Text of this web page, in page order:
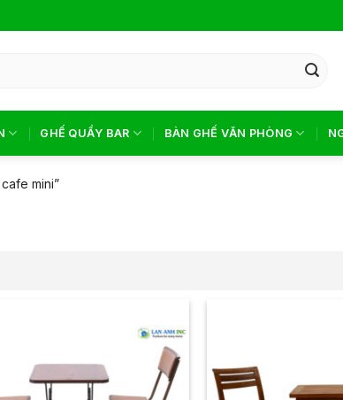
GHẾ QUẦY BAR BÀN GHẾ VĂN PHÒNG
mini”